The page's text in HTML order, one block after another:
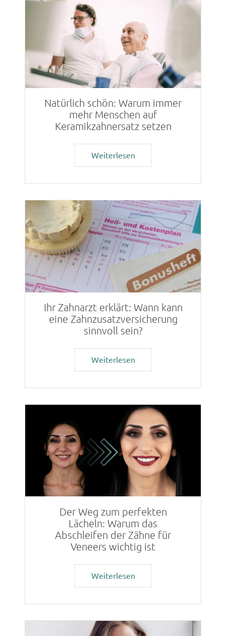
Natürlich schön: Warum immer
mehr Menschen auf
Keramikzahnersatz setzen
Weiterlesen
Ihr Zahnarzt erklärt: Wann kann
eine Zahnzusatzversicherung
sinnvoll sein?
Weiterlesen
Der Weg zum perfekten
Lächeln: Warum das
Abschleifen der Zähne für
Veneers wichtig ist
Weiterlesen